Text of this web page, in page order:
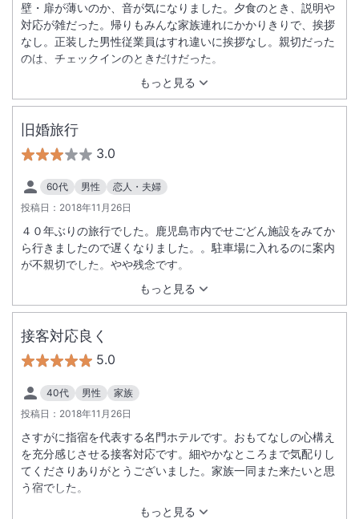
もっと見る
壁・扉が薄いのか、音が気になりました。夕食のとき、説明や
対応が雑だった。帰りもみんな家族連れにかかりきりで、挨拶
なし。正装した男性従業員はすれ違いに挨拶なし。親切だった
のは、チェックインのときだけだった。
旧婚旅行
3.0
60代 男性
恋人・夫婦
投稿日： 2018年11月26日
もっと見る
４０年ぶりの旅行でした。鹿児島市内でせごどん施設をみてか
ら行きましたので遅くなりました。。駐車場に入れるのに案内
が不親切でした。やや残念です。
接客対応良く
5.0
40代 男性
家族
投稿日： 2018年11月26日
もっと見る
さすがに指宿を代表する名門ホテルです。おもてなしの心構え
を充分感じさせる接客対応です。細やかなところまで気配りし
てくださりありがとうございました。家族一同また来たいと思
う宿でした。